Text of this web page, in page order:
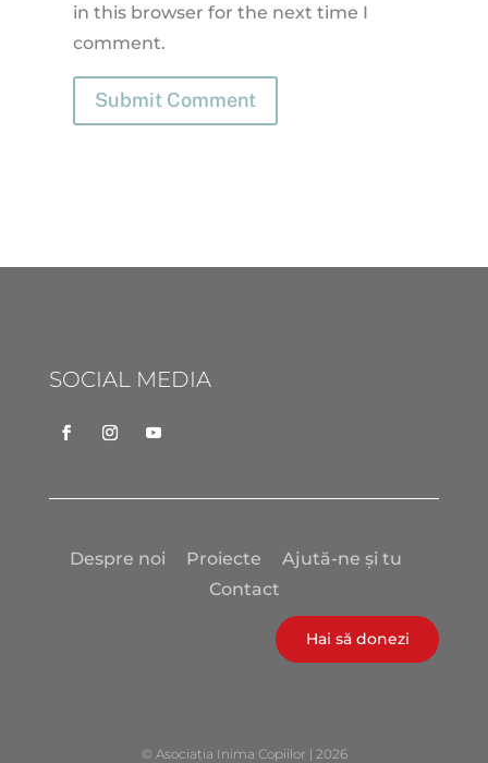
in this browser for the next time I
comment.
Submit Comment
SOCIAL MEDIA
Despre noi Proiecte
Ajută-ne și tu
Contact
Hai să donezi
© Asociația Inima Copiilor | 2026